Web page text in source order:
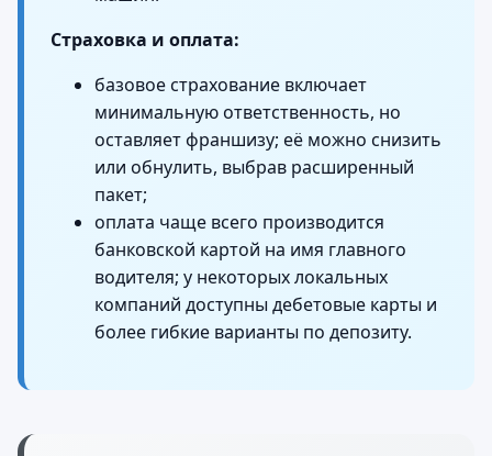
Страховка и оплата:
базовое страхование включает
минимальную ответственность, но
оставляет франшизу; её можно снизить
или обнулить, выбрав расширенный
пакет;
оплата чаще всего производится
банковской картой на имя главного
водителя; у некоторых локальных
компаний доступны дебетовые карты и
более гибкие варианты по депозиту.